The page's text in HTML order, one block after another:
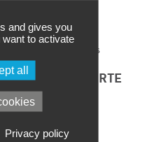
d’exemples concrets
ET CHIMIE VERTE
and gives you
to activate
all
Privacy policy